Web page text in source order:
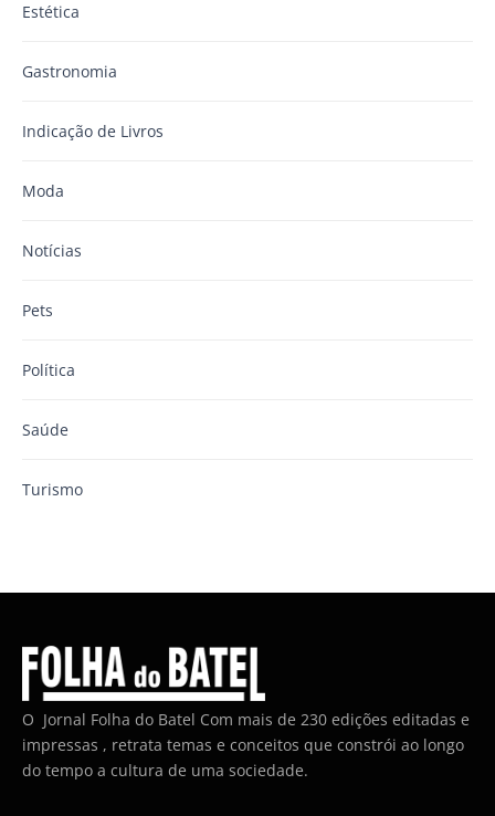
Estética
Gastronomia
Indicação de Livros
Moda
Notícias
Pets
Política
Saúde
Turismo
O Jornal Folha do Batel Com mais de 230 edições editadas e
impressas , retrata temas e conceitos que constrói ao longo
do tempo a cultura de uma sociedade.